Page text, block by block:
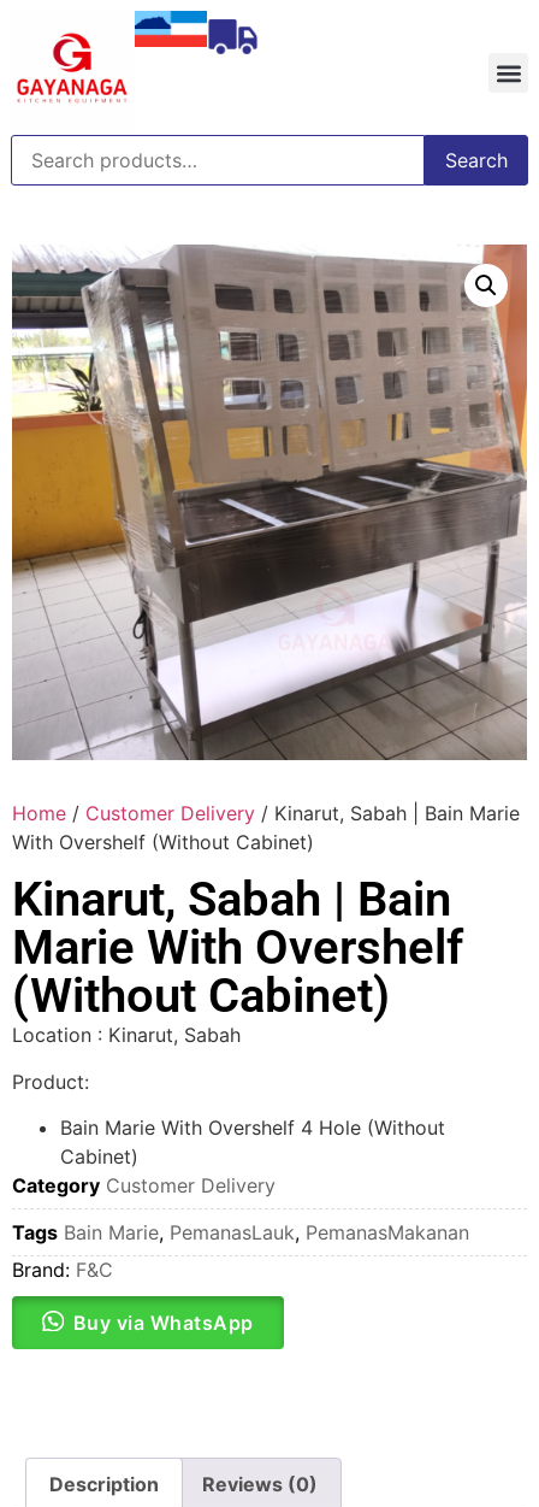
Search
Home / Customer Delivery / Kinarut, Sabah | Bain Marie
With Overshelf (Without Cabinet)
Kinarut, Sabah | Bain
Marie With Overshelf
(Without Cabinet)
Location : Kinarut, Sabah
Product:
Bain Marie With Overshelf 4 Hole (Without
Cabinet)
Category Customer Delivery
Tags Bain Marie, PemanasLauk, PemanasMakanan
Brand: F&C
Buy via WhatsApp
Description Reviews (0)